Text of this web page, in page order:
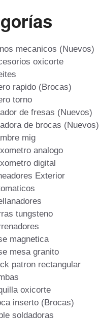
mecanicos (Nuevos)
oxicorte
rapido (Brocas)
torno
de fresas (Nuevos)
de brocas (Nuevos)
mig
analogo
digital
Exterior
tungsteno
magnetica
mesa granito
patron rectangular
oxicorte
inserto (Brocas)
soldadoras